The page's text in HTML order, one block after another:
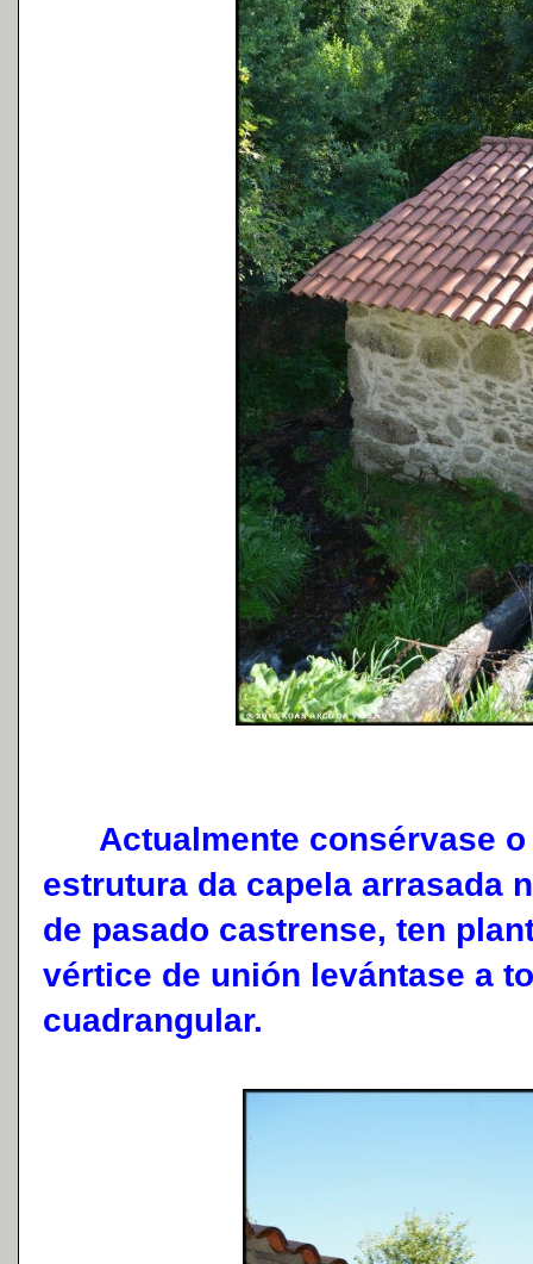
Actualmente consérvase o
estrutura da capela arrasada
de pasado castrense, ten
vértice de unión levántase a
cuadrangular.